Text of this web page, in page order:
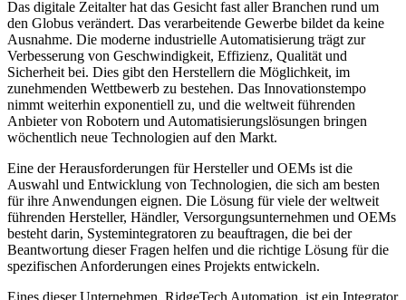
Das digitale Zeitalter hat das Gesicht fast aller Branchen rund um
den Globus verändert. Das verarbeitende Gewerbe bildet da keine
Ausnahme. Die moderne industrielle Automatisierung trägt zur
Verbesserung von Geschwindigkeit, Effizienz, Qualität und
Sicherheit bei. Dies gibt den Herstellern die Möglichkeit, im
zunehmenden Wettbewerb zu bestehen. Das Innovationstempo
nimmt weiterhin exponentiell zu, und die weltweit führenden
Anbieter von Robotern und Automatisierungslösungen bringen
wöchentlich neue Technologien auf den Markt.
Eine der Herausforderungen für Hersteller und OEMs ist die
Auswahl und Entwicklung von Technologien, die sich am besten
für ihre Anwendungen eignen. Die Lösung für viele der weltweit
führenden Hersteller, Händler, Versorgungsunternehmen und OEMs
besteht darin, Systemintegratoren zu beauftragen, die bei der
Beantwortung dieser Fragen helfen und die richtige Lösung für die
spezifischen Anforderungen eines Projekts entwickeln.
Eines dieser Unternehmen, RidgeTech Automation, ist ein Integrator